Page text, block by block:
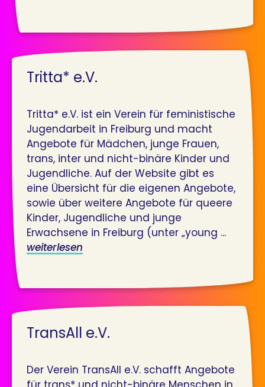
Tritta* e.V.
Tritta* e.V. ist ein Verein für feministische
Jugendarbeit in Freiburg und macht
Angebote für Mädchen, junge Frauen,
trans, inter und nicht-binäre Kinder und
Jugendliche. Auf der Website gibt es
eine Übersicht für die eigenen Angebote,
sowie über weitere Angebote für queere
Kinder, Jugendliche und junge
Erwachsene in Freiburg (unter „young ...
weiterlesen
TransAll e.V.
Der Verein TransAll e.V. schafft Angebote